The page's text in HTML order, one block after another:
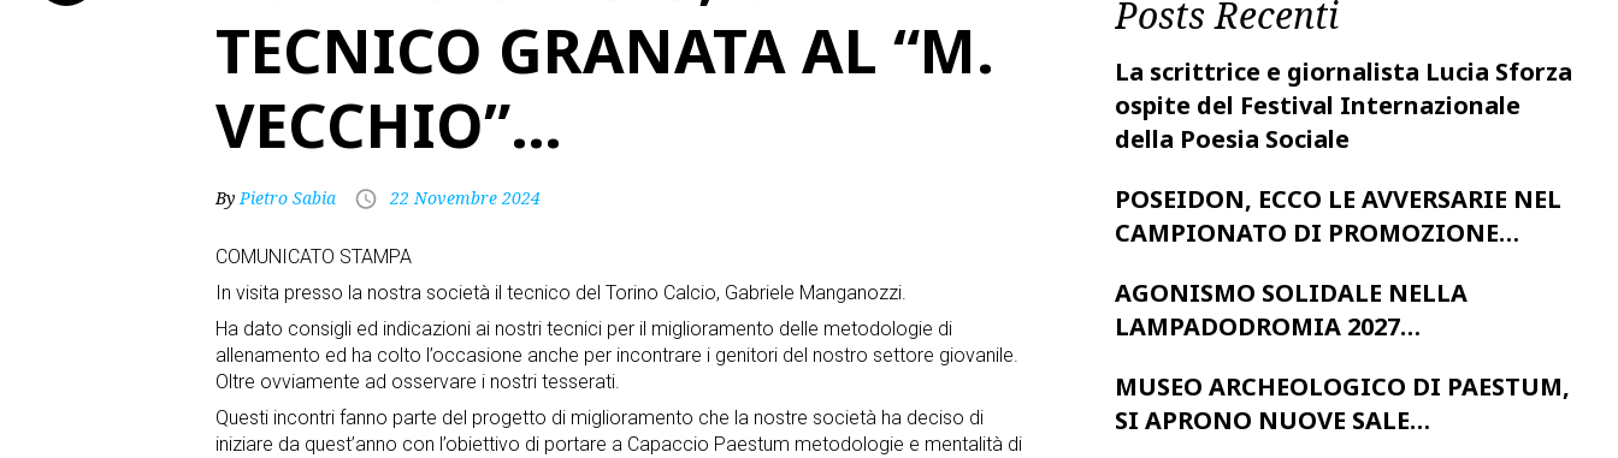
TECNICO GRANATA AL “M.
VECCHIO”…
ByPietro Sabia 22 Novembre 2024
COMUNICATO STAMPA
In visita presso la nostra società il tecnico del Torino Calcio, Gabriele Manganozzi.
Ha dato consigli ed indicazioni ai nostri tecnici per il miglioramento delle metodologie di
allenamento ed ha colto l’occasione anche per incontrare i genitori del nostro settore giovanile.
Oltre ovviamente ad osservare i nostri tesserati.
Questi incontri fanno parte del progetto di miglioramento che la nostre società ha deciso di
iniziare da quest’anno con l’obiettivo di portare a Capaccio Paestum metodologie e mentalità di
Posts Recenti
La scrittrice e giornalista Lucia Sforza
ospite del Festival Internazionale
della Poesia Sociale
POSEIDON, ECCO LE AVVERSARIE NEL
CAMPIONATO DI PROMOZIONE…
AGONISMO SOLIDALE NELLA
LAMPADODROMIA 2027…
MUSEO ARCHEOLOGICO DI PAESTUM,
SI APRONO NUOVE SALE…